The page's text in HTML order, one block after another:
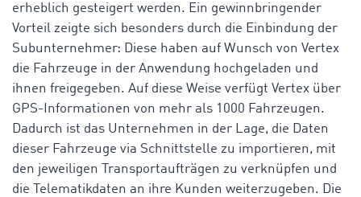
erheblich gesteigert werden. Ein gewinnbringender
Vorteil zeigte sich besonders durch die Einbindung der
Subunternehmer: Diese haben auf Wunsch von Vertex
die Fahrzeuge in der Anwendung hochgeladen und
ihnen freigegeben. Auf diese Weise verfügt Vertex über
GPS-Informationen von mehr als 1000 Fahrzeugen.
Dadurch ist das Unternehmen in der Lage, die Daten
dieser Fahrzeuge via Schnittstelle zu importieren, mit
den jeweiligen Transportaufträgen zu verknüpfen und
die Telematikdaten an ihre Kunden weiterzugeben. Die